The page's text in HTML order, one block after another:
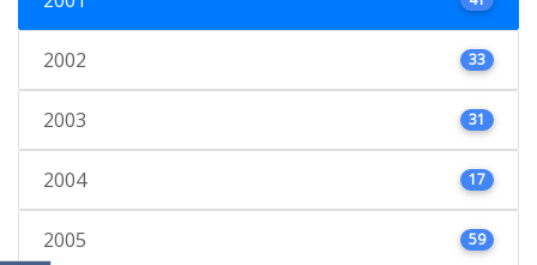
2002 33
2003 31
2004 17
2005 59